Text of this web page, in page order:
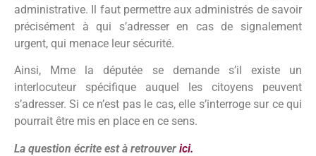
administrative. Il faut permettre aux administrés de savoir
précisément à qui s’adresser en cas de signalement
urgent, qui menace leur sécurité.
Ainsi, Mme la députée se demande s’il existe un
interlocuteur spécifique auquel les citoyens peuvent
s’adresser. Si ce n’est pas le cas, elle s’interroge sur ce qui
pourrait être mis en place en ce sens.
La question écrite est à retrouver ici.